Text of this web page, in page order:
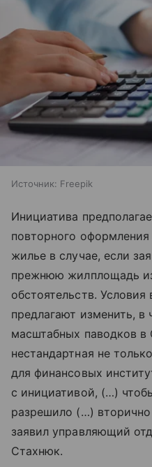
Источник: Freepik
Инициатива
повторного оформления
жилье в случае, если
прежнюю жилплощадь
обстоятельств.
предлагают изменить, в
масштабных паводков
нестандартная не
для финансовых
с инициативой, (…)
разрешило (…)
заявил управляющий
Стахнюк.